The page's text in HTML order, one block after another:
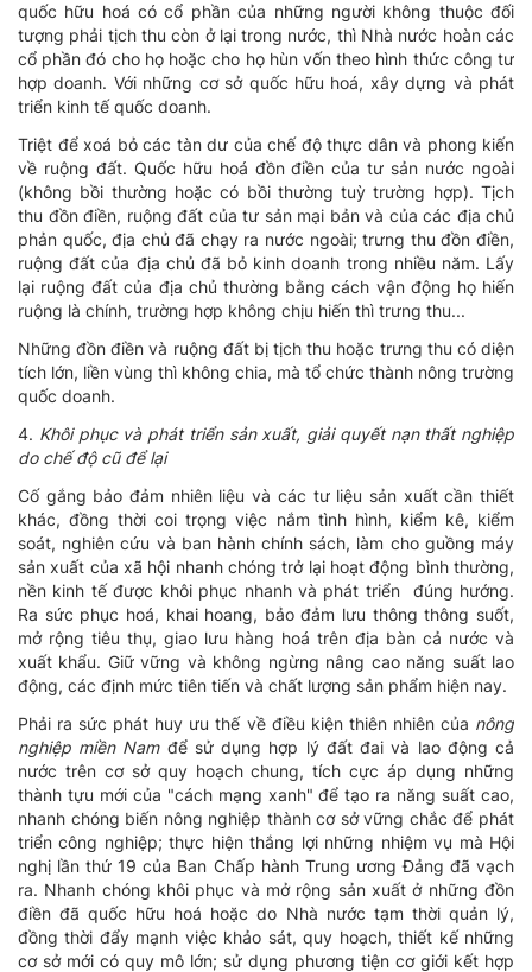
quốc hữu hoá có cổ phần của những người không thuộc đối
tượng phải tịch thu còn ở lại trong nước, thì Nhà nước hoàn các
cổ phần đó cho họ hoặc cho họ hùn vốn theo hình thức công tư
hợp doanh. Với những cơ sở quốc hữu hoá, xây dựng và phát
triển kinh tế quốc doanh.
Triệt để xoá bỏ các tàn dư của chế độ thực dân và phong kiến
về ruộng đất. Quốc hữu hoá đồn điền của tư sản nước ngoài
(không bồi thường hoặc có bồi thường tuỳ trường hợp). Tịch
thu đồn điền, ruộng đất của tư sản mại bản và của các địa chủ
phản quốc, địa chủ đã chạy ra nước ngoài; trưng thu đồn điền,
ruộng đất của địa chủ đã bỏ kinh doanh trong nhiều năm. Lấy
lại ruộng đất của địa chủ thường bằng cách vận động họ hiến
ruộng là chính, trường hợp không chịu hiến thì trưng thu...
Những đồn điền và ruộng đất bị tịch thu hoặc trưng thu có diện
tích lớn, liền vùng thì không chia, mà tổ chức thành nông trường
quốc doanh.
4. Khôi phục và phát triển sản xuất, giải quyết nạn thất nghiệp
do chế độ cũ để lại
Cố gắng bảo đảm nhiên liệu và các tư liệu sản xuất cần thiết
khác, đồng thời coi trọng việc nắm tình hình, kiểm kê, kiểm
soát, nghiên cứu và ban hành chính sách, làm cho guồng máy
sản xuất của xã hội nhanh chóng trở lại hoạt động bình thường,
nền kinh tế được khôi phục nhanh và phát triển đúng hướng.
Ra sức phục hoá, khai hoang, bảo đảm lưu thông thông suốt,
mở rộng tiêu thụ, giao lưu hàng hoá trên địa bàn cả nước và
xuất khẩu. Giữ vững và không ngừng nâng cao năng suất lao
động, các định mức tiên tiến và chất lượng sản phẩm hiện nay.
Phải ra sức phát huy ưu thế về điều kiện thiên nhiên của nông
nghiệp miền Namđể sử dụng hợp lý đất đai và lao động cả
nước trên cơ sở quy hoạch chung, tích cực áp dụng những
thành tựu mới của "cách mạng xanh" để tạo ra năng suất cao,
nhanh chóng biến nông nghiệp thành cơ sở vững chắc để phát
triển công nghiệp; thực hiện thắng lợi những nhiệm vụ mà Hội
nghị lần thứ 19 của Ban Chấp hành Trung ương Đảng đã vạch
ra. Nhanh chóng khôi phục và mở rộng sản xuất ở những đồn
điền đã quốc hữu hoá hoặc do Nhà nước tạm thời quản lý,
đồng thời đẩy mạnh việc khảo sát, quy hoạch, thiết kế những
cơ sở mới có quy mô lớn; sử dụng phương tiện cơ giới kết hợp